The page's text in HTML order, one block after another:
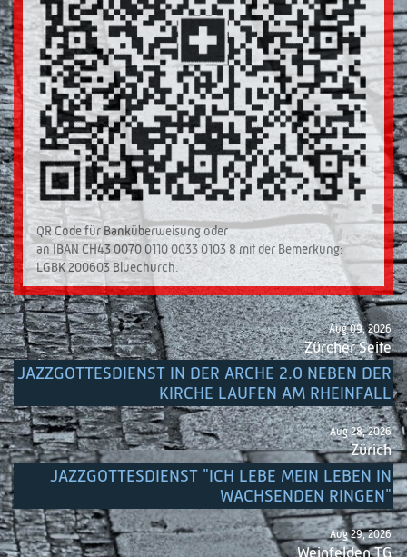
QR Code für Banküberweisung oder
an IBAN CH43 0070 0110 0033 0103 8 mit der Bemerkung:
LGBK 200603 Bluechurch.
Aug 09, 2026
Zürcher Seite
JAZZGOTTESDIENST IN DER ARCHE 2.0 NEBEN DER
KIRCHE LAUFEN AM RHEINFALL
Aug 28, 2026
Zürich
JAZZGOTTESDIENST "ICH LEBE MEIN LEBEN IN
WACHSENDEN RINGEN"
Aug 29, 2026